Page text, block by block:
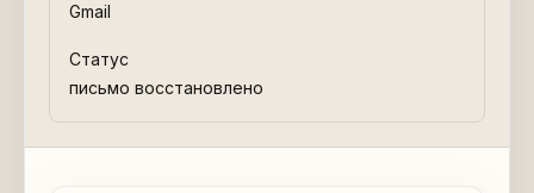
Gmail
Статус
письмо восстановлено